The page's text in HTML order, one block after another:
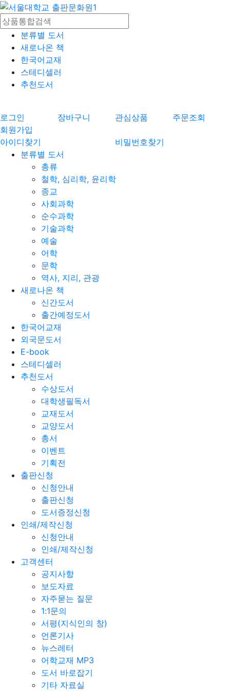
분류별 도서
새로나온 책
한국어교재
스테디셀러
추천도서
로그인 장바구니 관심상품
주문조회
회원가입
아이디찾기
비밀번호찾기
분류별 도서
총류
철학, 심리학, 윤리학
종교
사회과학
순수과학
기술과학
예술
어학
문학
역사, 지리, 관광
새로나온 책
신간도서
출간예정도서
한국어교재
외국문도서
E-book
스테디셀러
추천도서
수상도서
대학생필독서
교재도서
교양도서
총서
이벤트
기획전
출판신청
신청안내
출판신청
도서증정신청
인쇄/제작신청
신청안내
인쇄/제작신청
고객센터
공지사항
보도자료
자주묻는 질문
1:1문의
서평(지식인의 창)
언론기사
뉴스레터
어학교재 MP3
도서 바로잡기
기타 자료실